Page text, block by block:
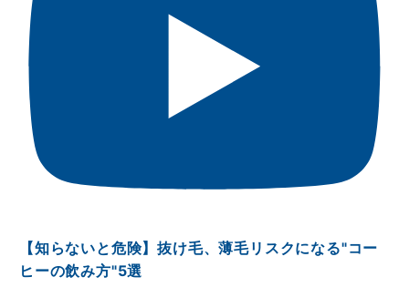
【知らないと危険】抜け毛、薄毛リスクになる"コー
ヒーの飲み方"5選